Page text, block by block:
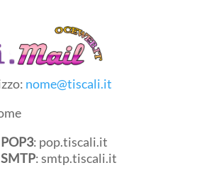
nome@tiscali.it
POP3: pop.tiscali.it
SMTP: smtp.tiscali.it